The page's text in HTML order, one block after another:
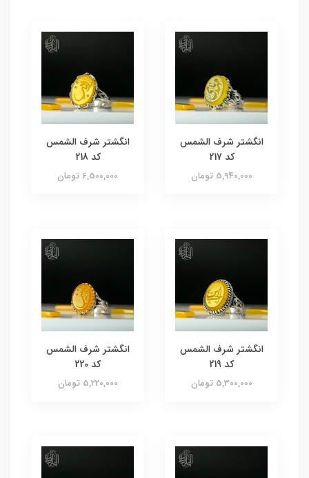
انگشتر شرف الشمس
کد 217
5,940,000 تومان
انگشتر شرف الشمس
کد 218
6,500,000 تومان
انگشتر شرف الشمس
کد 219
5,300,000 تومان
انگشتر شرف الشمس
کد 220
5,220,000 تومان